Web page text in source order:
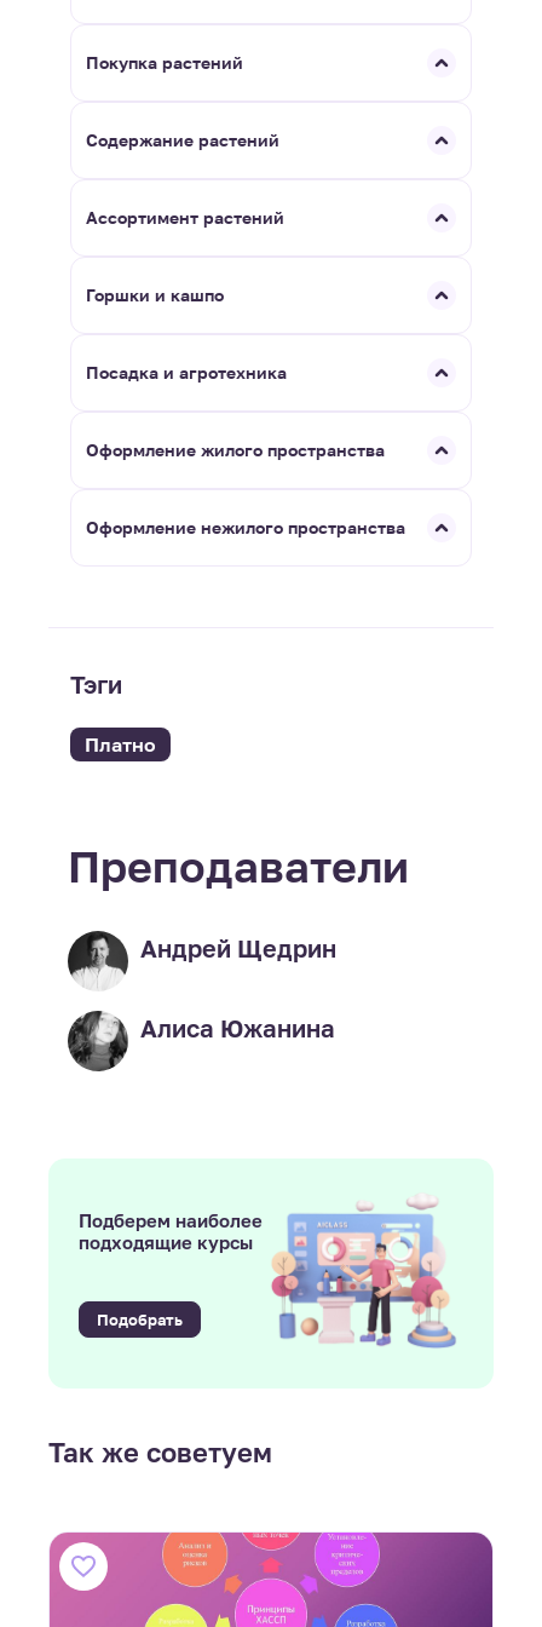
Покупка растений
Содержание растений
Ассортимент растений
Горшки и кашпо
Посадка и агротехника
Оформление жилого пространства
Оформление нежилого пространства
Тэги
Платно
Преподаватели
Андрей Щедрин
Алиса Южанина
Подберем наиболее
подходящие курсы
Подобрать
Так же советуем